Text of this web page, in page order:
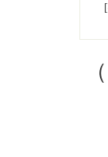
政务公开